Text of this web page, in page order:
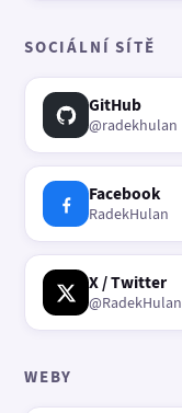
SOCIÁLNÍ SÍTĚ
GitHub
@radekhulan
Facebook
RadekHulan
X / Twitter
@RadekHulan
WEBY